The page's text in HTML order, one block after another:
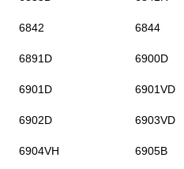
6842 6844
6891D 6900D
6901D 6901VD
6902D 6903VD
6904VH 6905B